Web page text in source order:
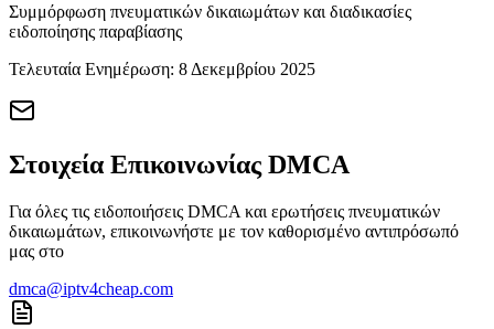
Συμμόρφωση πνευματικών δικαιωμάτων και διαδικασίες
ειδοποίησης παραβίασης
Τελευταία Ενημέρωση: 8 Δεκεμβρίου 2025
Στοιχεία Επικοινωνίας DMCA
Για όλες τις ειδοποιήσεις DMCA και ερωτήσεις πνευματικών
δικαιωμάτων, επικοινωνήστε με τον καθορισμένο αντιπρόσωπό
μας στο
dmca@iptv4cheap.com